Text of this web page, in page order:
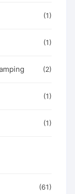
(1)
(1)
(2)
(1)
(1)
(61)